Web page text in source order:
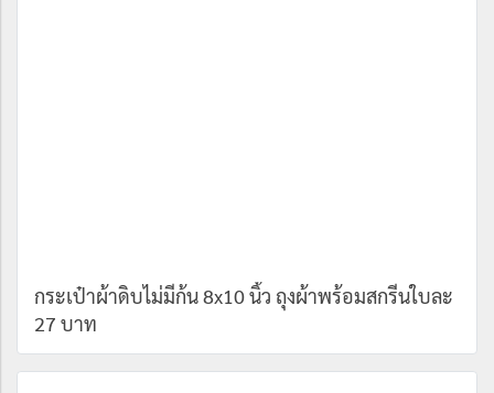
กระเป๋าผ้าดิบไม่มีก้น 8x10 นิ้ว ถุงผ้าพร้อมสกรีนใบละ
27 บาท